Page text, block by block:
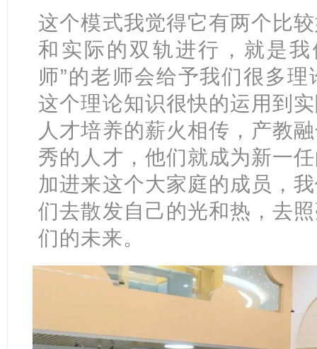
这个模式我觉得它有两个比
和实际的双轨进行，就是
师”的老师会给予我们很多
这个理论知识很快的运用到
人才培养的薪火相传，产教
秀的人才，他们就成为新一
加进来这个大家庭的成员，
们去散发自己的光和热，去
们的未来。